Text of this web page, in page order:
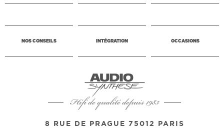
NOS CONSEILS INTÉGRATION OCCASIONS
Hifi de qualité depuis 1983
8 RUE DE PRAGUE 75012 PARIS